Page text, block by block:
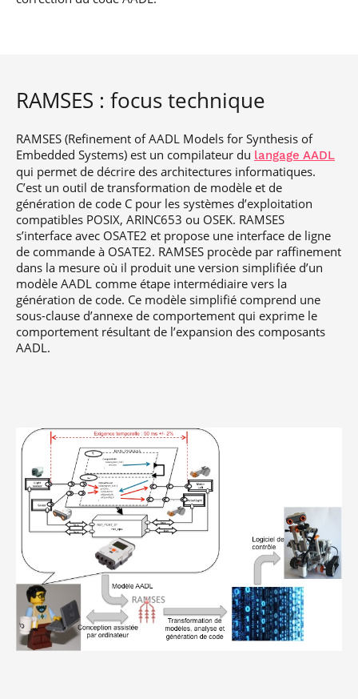
RAMSES : focus technique
RAMSES (Refinement of AADL Models for Synthesis of
Embedded Systems) est un compilateur du langage AADL
qui permet de décrire des architectures informatiques.
C’est un outil de transformation de modèle et de
génération de code C pour les systèmes d’exploitation
compatibles POSIX, ARINC653 ou OSEK. RAMSES
s’interface avec OSATE2 et propose une interface de ligne
de commande à OSATE2. RAMSES procède par raffinement
dans la mesure où il produit une version simplifiée d’un
modèle AADL comme étape intermédiaire vers la
génération de code. Ce modèle simplifié comprend une
sous-clause d’annexe de comportement qui exprime le
comportement résultant de l’expansion des composants
AADL.